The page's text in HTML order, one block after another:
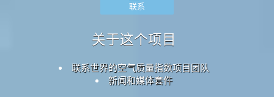
联系
关于这个项目
联系世界的空气质量指数项目团队
新闻和媒体套件